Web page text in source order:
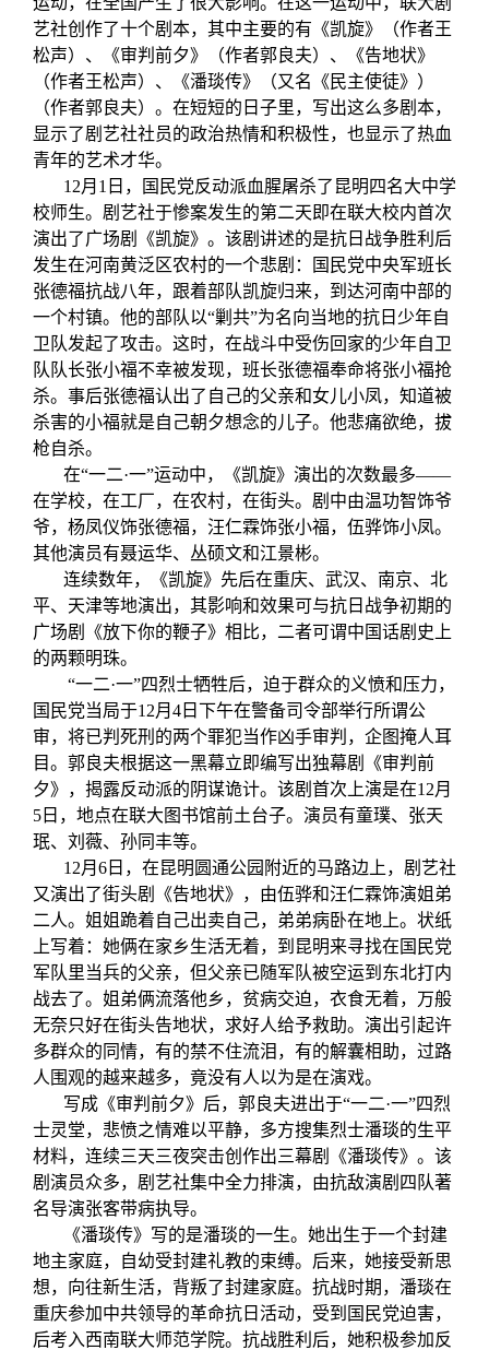
艺社创作了十个剧本，其中主要的有《凯旋》（作者王
松声）、《审判前夕》（作者郭良夫）、《告地状》
（作者王松声）、《潘琰传》（又名《民主使徒》）
（作者郭良夫）。在短短的日子里，写出这么多剧本，
显示了剧艺社社员的政治热情和积极性，也显示了热血
青年的艺术才华。
12月1日，国民党反动派血腥屠杀了昆明四名大中学
校师生。剧艺社于惨案发生的第二天即在联大校内首次
演出了广场剧《凯旋》。该剧讲述的是抗日战争胜利后
发生在河南黄泛区农村的一个悲剧：国民党中央军班长
张德福抗战八年，跟着部队凯旋归来，到达河南中部的
一个村镇。他的部队以“剿共”为名向当地的抗日少年自
卫队发起了攻击。这时，在战斗中受伤回家的少年自卫
队队长张小福不幸被发现，班长张德福奉命将张小福抢
杀。事后张德福认出了自己的父亲和女儿小凤，知道被
杀害的小福就是自己朝夕想念的儿子。他悲痛欲绝，拔
枪自杀。
在“一二·一”运动中，《凯旋》演出的次数最多——
在学校，在工厂，在农村，在街头。剧中由温功智饰爷
爷，杨凤仪饰张德福，汪仁霖饰张小福，伍骅饰小凤。
其他演员有聂运华、丛硕文和江景彬。
连续数年，《凯旋》先后在重庆、武汉、南京、北
平、天津等地演出，其影响和效果可与抗日战争初期的
广场剧《放下你的鞭子》相比，二者可谓中国话剧史上
的两颗明珠。
“一二·一”四烈士牺牲后，迫于群众的义愤和压力，
国民党当局于12月4日下午在警备司令部举行所谓公
审，将已判死刑的两个罪犯当作凶手审判，企图掩人耳
目。郭良夫根据这一黑幕立即编写出独幕剧《审判前
夕》，揭露反动派的阴谋诡计。该剧首次上演是在12月
5日，地点在联大图书馆前土台子。演员有童璞、张天
珉、刘薇、孙同丰等。
12月6日，在昆明圆通公园附近的马路边上，剧艺社
又演出了街头剧《告地状》，由伍骅和汪仁霖饰演姐弟
二人。姐姐跪着自己出卖自己，弟弟病卧在地上。状纸
上写着：她俩在家乡生活无着，到昆明来寻找在国民党
军队里当兵的父亲，但父亲已随军队被空运到东北打内
战去了。姐弟俩流落他乡，贫病交迫，衣食无着，万般
无奈只好在街头告地状，求好人给予救助。演出引起许
多群众的同情，有的禁不住流泪，有的解囊相助，过路
人围观的越来越多，竟没有人以为是在演戏。
写成《审判前夕》后，郭良夫进出于“一二·一”四烈
士灵堂，悲愤之情难以平静，多方搜集烈士潘琰的生平
材料，连续三天三夜突击创作出三幕剧《潘琰传》。该
剧演员众多，剧艺社集中全力排演，由抗敌演剧四队著
名导演张客带病执导。
《潘琰传》写的是潘琰的一生。她出生于一个封建
地主家庭，自幼受封建礼教的束缚。后来，她接受新思
想，向往新生活，背叛了封建家庭。抗战时期，潘琰在
重庆参加中共领导的革命抗日活动，受到国民党迫害，
后考入西南联大师范学院。抗战胜利后，她积极参加反